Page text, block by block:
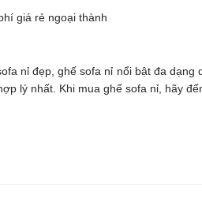
giá rẻ ngoại thành
nỉ đẹp, ghế sofa nỉ nổi bật đa dạng
lý nhất. Khi mua ghế sofa nỉ, hãy